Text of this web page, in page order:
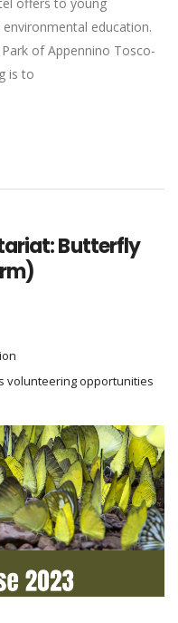
education.
of Appennino Tosco-
is to
Butterfly
volunteering opportunities